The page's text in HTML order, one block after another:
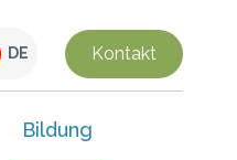
DE Kontakt
Bildung